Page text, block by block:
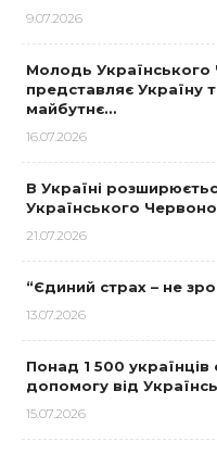
9.07.2026
Молодь Українського
представляє Україну
майбутнє…
16.07.2026
В Україні
Українського
21.07.2026
“Єдиний страх – не
13.07.2026
Понад 1 500 українців
допомогу від
15.07.2026